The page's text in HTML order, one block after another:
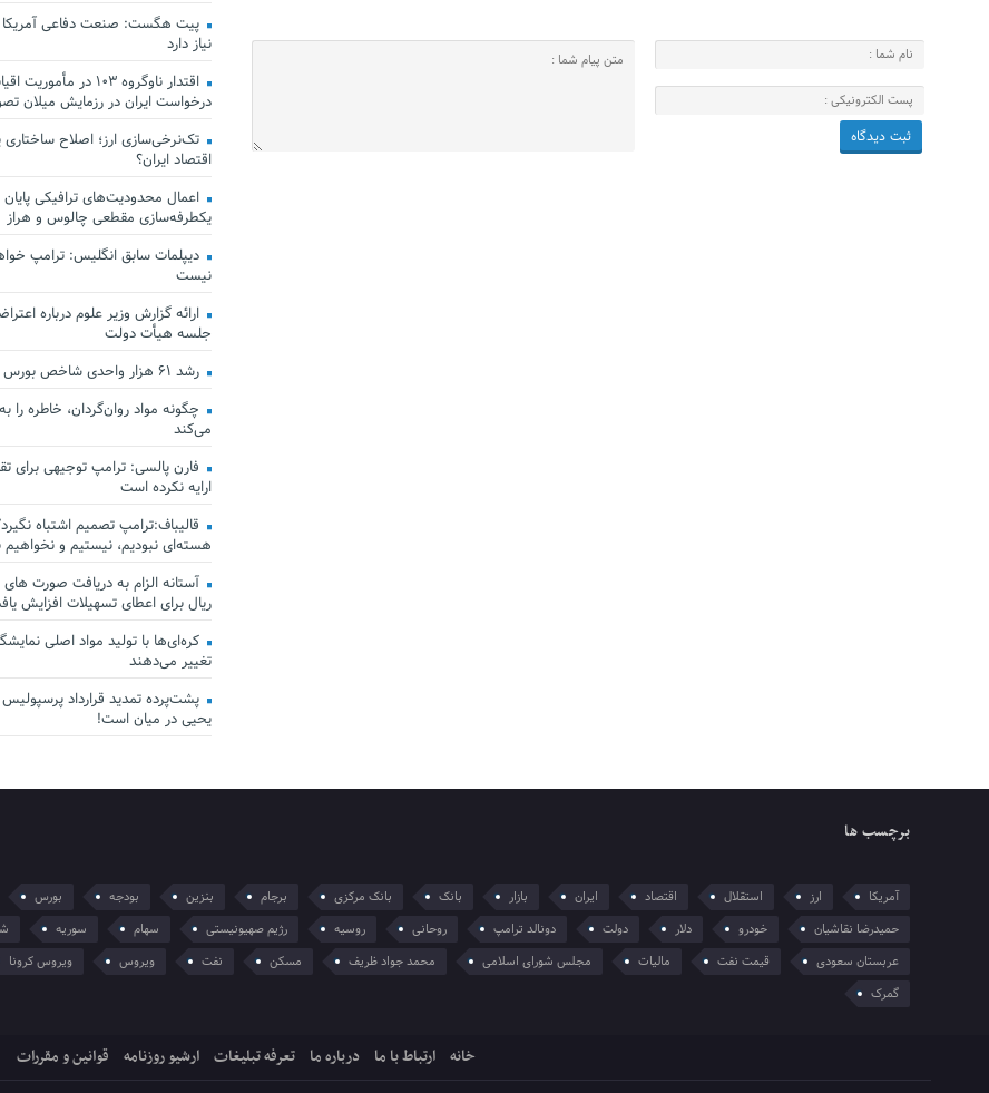
پیت هگست: صنعت دفاعی آمریکا
نیاز دارد
درخواست ایران در رزمایش میلان
تک‌نرخی‌سازی ارز؛ اصلاح
اقتصاد ایران؟
اعمال محدودیت‌های ترافیکی
یکطرفه‌سازی مقطعی چالوس و هراز
دیپلمات سابق انگلیس:‌ ترامپ
نیست
ارائه گزارش وزیر علوم درباره
جلسه هیأت دولت
رشد ۶۱ هزار واحدی شاخص بورس
چگونه مواد روان‌گردان، خاطره را
می‌کند
فارن پالسی: ترامپ توجیهی برای
ارایه نکرده است
قالیباف:ترامپ تصمیم اشتباه
هسته‌ای نبودیم، نیستیم و نخواهیم
ریال برای اعطای تسهیلات افزایش
کره‌ای‌ها با تولید مواد اصلی
تغییر می‌دهند
پشت‌پرده تمدید قرارداد پرسپولیس
یحیی در میان است!
برچسب ها
آمریکا ارز استقلال اقتصاد ایران بازار بانک بانک مرکزی برجام بنزین بودجه بورس
حمیدرضا نقاشیان
خودرو دلار دولت دونالد ترامپ روحانی روسیه رژیم صهیونیستی سهام سوریه
عربستان سعودی
قیمت نفت مالیات مجلس شورای اسلامی محمد جواد ظریف مسکن نفت ویروس ویروس کرونا
گمرک
خانه ارتباط با ما درباره ما تعرفه تبلیغات ارشیو روزنامه قوانین و مقررات